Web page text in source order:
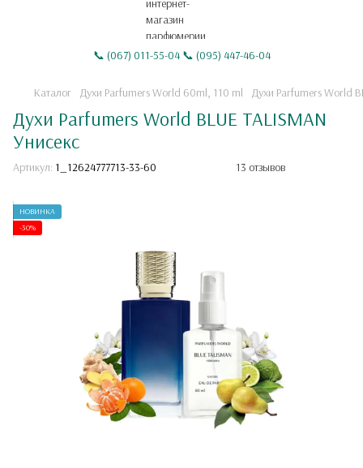
📞 (067) 011-55-04 📞 (095) 447-46-04
Каталог Духи Parfumers World 60ml, 110 ml Духи Parfumers World
Духи Parfumers World BLUE TALISMAN
Унисекс
Артикул: 1_12624777713-33-60 13 отзывов
НОВИНКА
-30%